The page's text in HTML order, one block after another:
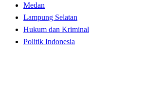
Medan
Lampung Selatan
Hukum dan Kriminal
Politik Indonesia